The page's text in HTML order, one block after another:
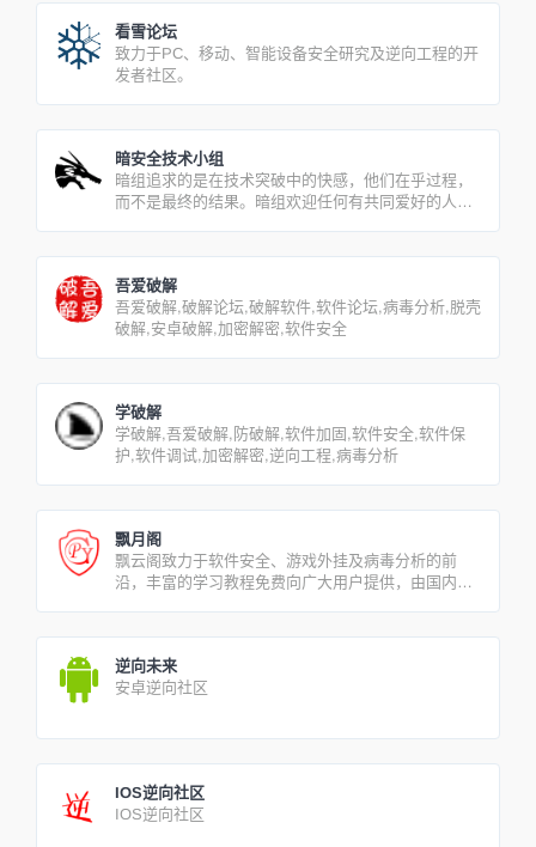
看雪论坛
致力于PC、移动、智能设备安全研究及逆向工程的开
发者社区。
暗安全技术小组
暗组追求的是在技术突破中的快感，他们在乎过程，
而不是最终的结果。暗组欢迎任何有共同爱好的人加
吾爱破解
吾爱破解,破解论坛,破解软件,软件论坛,病毒分析,脱壳
破解,安卓破解,加密解密,软件安全
学破解
学破解,吾爱破解,防破解,软件加固,软件安全,软件保
护,软件调试,加密解密,逆向工程,病毒分析
飘月阁
飘云阁致力于软件安全、游戏外挂及病毒分析的前
沿，丰富的学习教程免费向广大用户提供，由国内外
逆向未来
安卓逆向社区
IOS逆向社区
IOS逆向社区